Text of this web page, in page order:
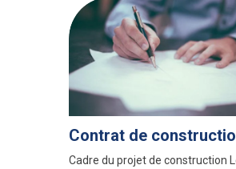
Contrat de
Cadre du projet de construction